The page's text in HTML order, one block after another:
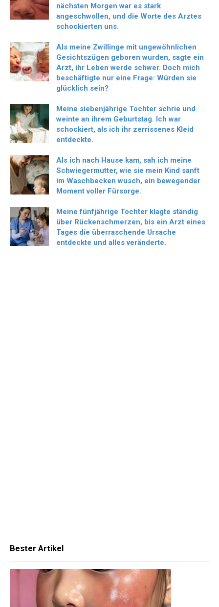
nächsten Morgen war es stark
angeschwollen, und die Worte des Arztes
schockierten uns.
Als meine Zwillinge mit ungewöhnlichen
Gesichtszügen geboren wurden, sagte ein
Arzt, ihr Leben werde schwer. Doch mich
beschäftigte nur eine Frage: Würden sie
glücklich sein?
Meine siebenjährige Tochter schrie und
weinte an ihrem Geburtstag. Ich war
schockiert, als ich ihr zerrissenes Kleid
entdeckte.
Als ich nach Hause kam, sah ich meine
Schwiegermutter, wie sie mein Kind sanft
im Waschbecken wusch, ein bewegender
Moment voller Fürsorge.
Meine fünfjährige Tochter klagte ständig
über Rückenschmerzen, bis ein Arzt eines
Tages die überraschende Ursache
entdeckte und alles veränderte.
Bester Artikel